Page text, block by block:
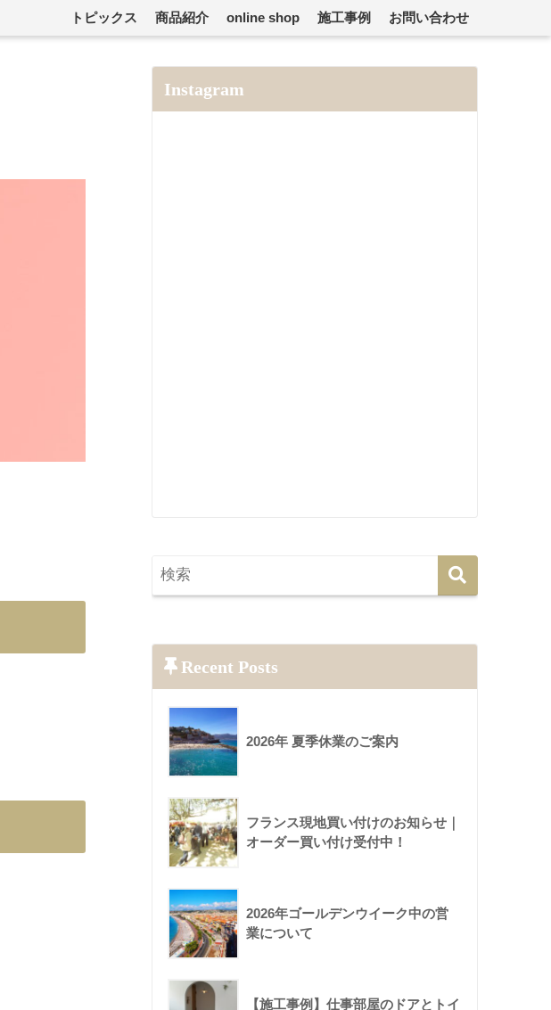
トピックス 商品紹介 online shop 施工事例 お問い合わせ
Instagram
Recent Posts
2026年 夏季休業のご案内
フランス現地買い付けのお知らせ｜
オーダー買い付け受付中！
2026年ゴールデンウイーク中の営
業について
【施工事例】仕事部屋のドアとトイ